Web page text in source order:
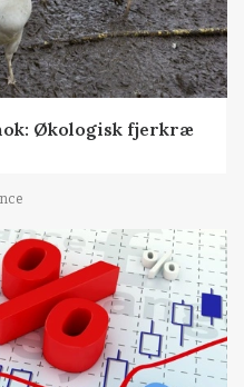
Økologisk fjerkræ